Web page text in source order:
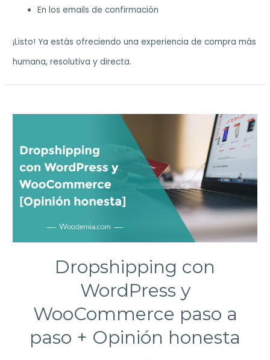
En los emails de confirmación
¡Listo! Ya estás ofreciendo una experiencia de compra más
humana, resolutiva y directa.
Dropshipping con
WordPress y
WooCommerce paso a
paso + Opinión honesta